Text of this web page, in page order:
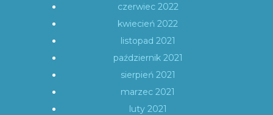
czerwiec 2022
kwiecień 2022
listopad 2021
październik 2021
sierpień 2021
marzec 2021
luty 2021